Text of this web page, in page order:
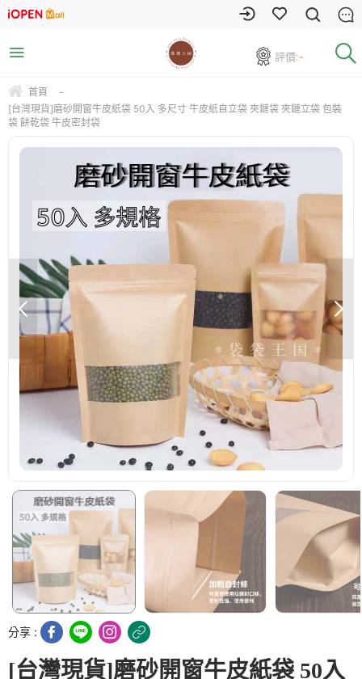
評價:-
首頁
-
[台灣現貨]磨砂開窗牛皮紙袋 50入 多尺寸 牛皮紙自立袋 夾鏈袋 夾鏈立袋 包裝
袋 餅乾袋 牛皮密封袋
分享 :
[台灣現貨]磨砂開窗牛皮紙袋 50入